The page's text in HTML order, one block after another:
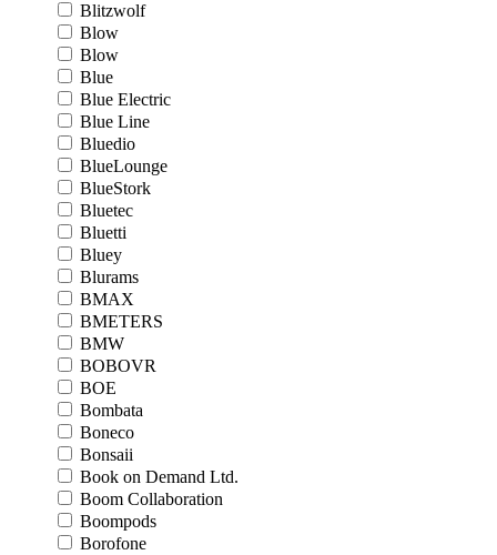
Blitzwolf
Blow
Blow
Blue
Blue Electric
Blue Line
Bluedio
BlueLounge
BlueStork
Bluetec
Bluetti
Bluey
Blurams
BMAX
BMETERS
BMW
BOBOVR
BOE
Bombata
Boneco
Bonsaii
Book on Demand Ltd.
Boom Collaboration
Boompods
Borofone